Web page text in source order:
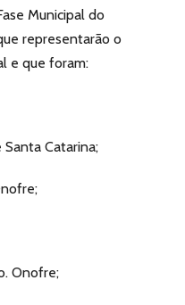
Municipal do
representarão o
e que foram:
Catarina;
Onofre;